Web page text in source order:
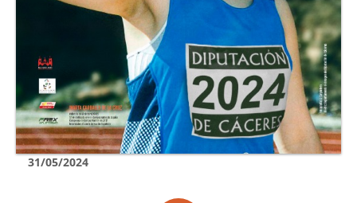
31/05/2024